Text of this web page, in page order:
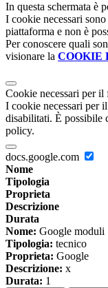
In questa schermata è
I cookie necessari
piattaforma e non è
Per conoscere quali
visionare la COOKIE
Cookie necessari per il
I cookie necessari per
disabilitati. È possibile
policy.
docs.google.com
Nome
Tipologia
Proprieta
Descrizione
Durata
Nome: Google moduli
Tipologia: tecnico
Proprieta: Google
Descrizione: x
Durata: 1